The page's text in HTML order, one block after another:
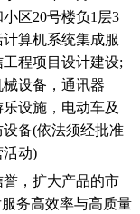
区20号楼负1层3
算机系统集成服
程项目设计建设;
设备，通讯器
设施，电动车及
备(依法须经批准
活动)
，扩大产品的市
务高效率与高质量